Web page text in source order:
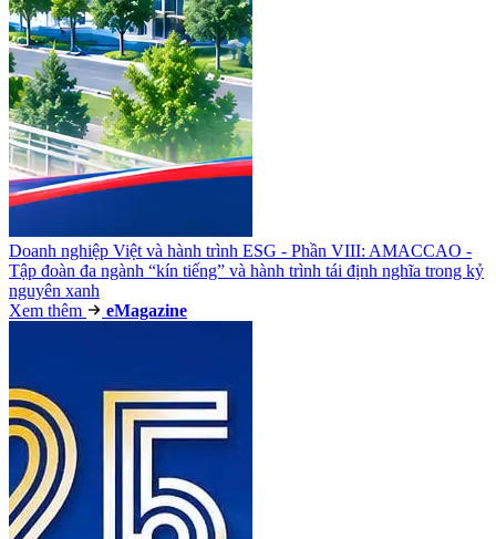
Doanh nghiệp Việt và hành trình ESG - Phần VIII: AMACCAO -
Tập đoàn đa ngành “kín tiếng” và hành trình tái định nghĩa trong kỷ
nguyên xanh
Xem thêm
eMagazine